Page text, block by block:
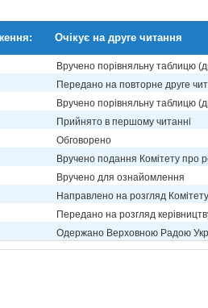
Очікує на друге читання
Вручено порівняльну таблицю
Передано на повторне друге
Вручено порівняльну таблицю
Прийнято в першому читанні
Обговорено
Вручено подання Комітету про
Вручено для ознайомлення
Направлено на розгляд Комітету
Передано на розгляд
Одержано Верховною Радою